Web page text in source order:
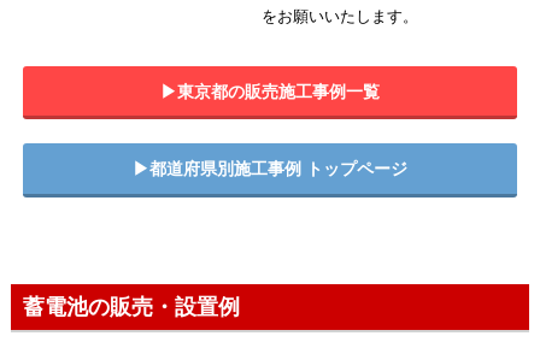
をお願いいたします。
▶︎東京都の販売施工事例一覧
▶︎都道府県別施工事例 トップページ
蓄電池の販売・設置例